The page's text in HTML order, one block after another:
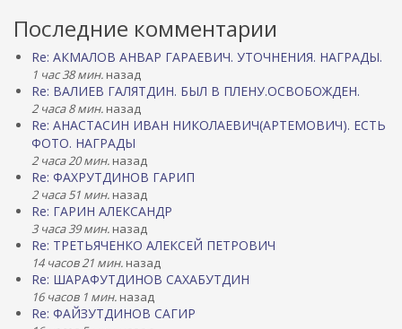
Последние комментарии
Re: АКМАЛОВ АНВАР ГАРАЕВИЧ. УТОЧНЕНИЯ. НАГРАДЫ.
1 час 38 мин. назад
Re: ВАЛИЕВ ГАЛЯТДИН. БЫЛ В ПЛЕНУ.ОСВОБОЖДЕН.
2 часа 8 мин. назад
Re: АНАСТАСИН ИВАН НИКОЛАЕВИЧ(АРТЕМОВИЧ). ЕСТЬ
ФОТО. НАГРАДЫ
2 часа 20 мин. назад
Re: ФАХРУТДИНОВ ГАРИП
2 часа 51 мин. назад
Re: ГАРИН АЛЕКСАНДР
3 часа 39 мин. назад
Re: ТРЕТЬЯЧЕНКО АЛЕКСЕЙ ПЕТРОВИЧ
14 часов 21 мин. назад
Re: ШАРАФУТДИНОВ САХАБУТДИН
16 часов 1 мин. назад
Re: ФАЙЗУТДИНОВ САГИР